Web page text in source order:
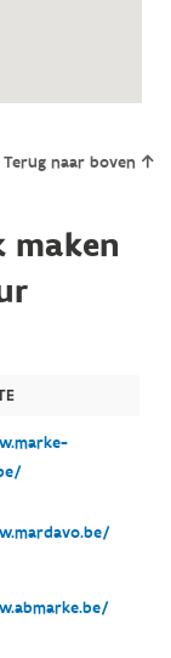
Terug naar boven
maken